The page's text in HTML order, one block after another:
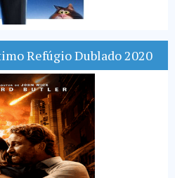
Refúgio Dublado 2020